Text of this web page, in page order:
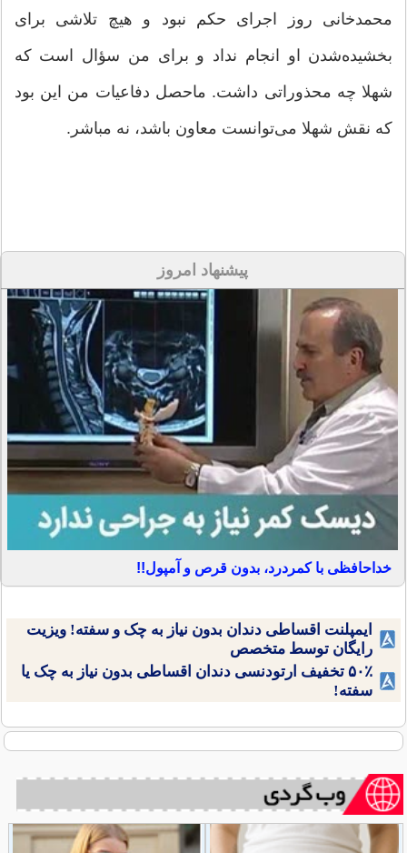
محمدخانی روز اجرای حکم نبود و هیچ تلاشی برای
بخشیده‌شدن او انجام نداد و برای من سؤال است که
شهلا چه محذوراتی داشت. ماحصل دفاعیات من این بود
که نقش شهلا می‌توانست معاون باشد، نه مباشر.
پیشنهاد امروز
خداحافظی با کمردرد، بدون قرص و آمپول!!
ایمپلنت اقساطی دندان بدون نیاز به چک و سفته! ویزیت
رایگان توسط متخصص
۵۰٪ تخفیف ارتودنسی دندان اقساطی بدون نیاز به چک یا
سفته!